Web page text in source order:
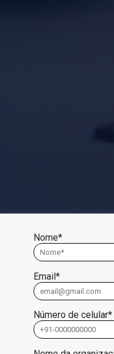
Nome*
Email*
Número de celular*